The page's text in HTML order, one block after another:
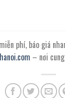
phí, báo giá
– nơi